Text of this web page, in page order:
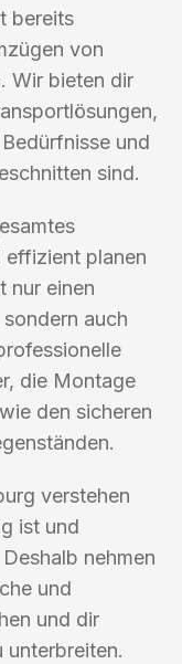
bereits
von
Wir bieten dir
und
sind.
effizient planen
nur einen
auch
die Montage
den sicheren
verstehen
ist und
nehmen
und
und dir